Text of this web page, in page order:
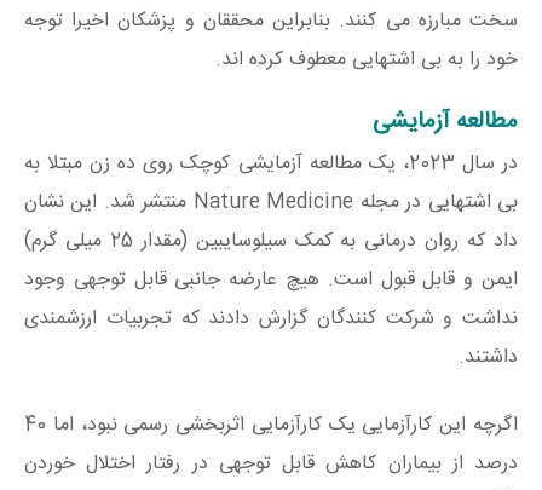
سخت مبارزه می کنند. بنابراین محققان و پزشکان اخیرا توجه
خود را به بی اشتهایی معطوف کرده اند.
مطالعه آزمایشی
در سال 2023، یک مطالعه آزمایشی کوچک روی ده زن مبتلا به
بی اشتهایی در مجله Nature Medicine منتشر شد. این نشان
داد که روان درمانی به کمک سیلوسایبین (مقدار 25 میلی گرم)
ایمن و قابل قبول است. هیچ عارضه جانبی قابل توجهی وجود
نداشت و شرکت کنندگان گزارش دادند که تجربیات ارزشمندی
داشتند.
اگرچه این کارآزمایی یک کارآزمایی اثربخشی رسمی نبود، اما 40
درصد از بیماران کاهش قابل توجهی در رفتار اختلال خوردن